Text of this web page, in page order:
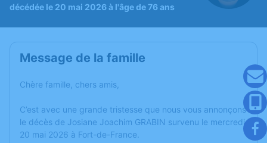
décédée le 20 mai 2026 à l'âge de 76 ans
Message de la famille
Chère famille, chers amis,
C’est avec une grande tristesse que nous vous annonçons
le décès de Josiane Joachim GRABIN survenu le mercredi
20 mai 2026 à Fort-de-France.